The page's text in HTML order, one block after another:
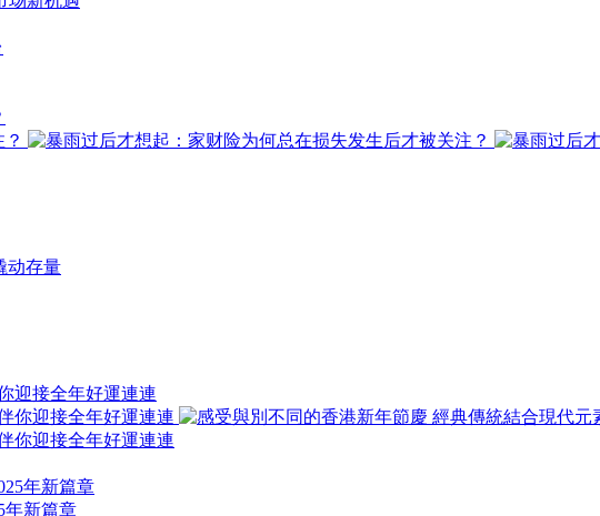
迎接全年好運連連
年新篇章